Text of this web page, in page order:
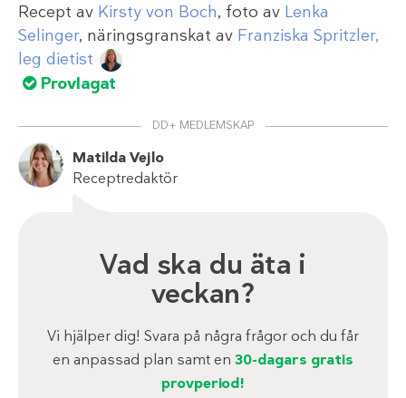
Recept av Kirsty von Boch, foto av Lenka
Selinger, näringsgranskat av Franziska Spritzler,
leg dietist
Provlagat
DD+ MEDLEMSKAP
Matilda Vejlo
Receptredaktör
Vad ska du äta i
veckan?
Vi hjälper dig! Svara på några frågor och du får
en anpassad plan samt en 30-dagars gratis
provperiod!